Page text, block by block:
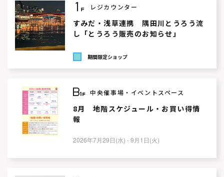
レジカウンター
すみだ・浅草連携 隅田川とうろう流
し「とうろう販売のお知らせ」
期間限定ショップ
中央催事場・イベントスペース
8月 地階スケジュール・お買い得情
報
2026年7月29日(水) - 9月1日(火)